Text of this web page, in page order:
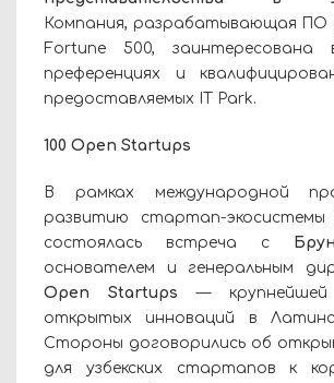
Компания, разрабатывающая ПО
Fortune 500, заинтересована
преференциях и
предоставляемых IT Park.
100 Open Startups
В рамках международной
развитию стартап-экосистемы
состоялась встреча с
основателем и генеральным
Open Startups — крупнейшей
открытых инноваций в
Стороны договорились об
для узбекских стартапов к